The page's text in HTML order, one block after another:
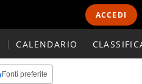
ACCEDI
CALENDARIO
Fonti preferite